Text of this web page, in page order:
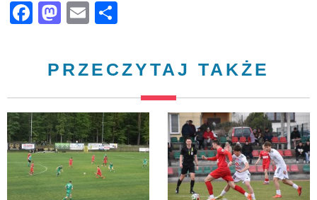
Facebook
Mastodon
Email
PRZECZYTAJ TAKŻE